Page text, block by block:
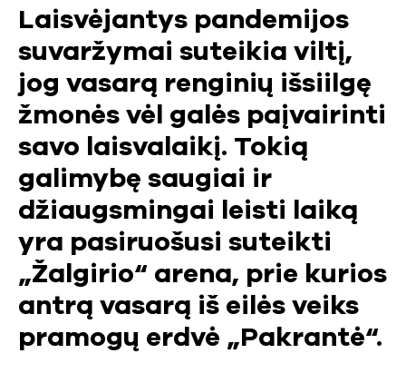
Laisvėjantys pandemijos
suvaržymai suteikia viltį,
jog vasarą renginių išsiilgę
žmonės vėl galės paįvairinti
savo laisvalaikį. Tokią
galimybę saugiai ir
džiaugsmingai leisti laiką
yra pasiruošusi suteikti
„Žalgirio“ arena, prie kurios
antrą vasarą iš eilės veiks
pramogų erdvė „Pakrantė“.